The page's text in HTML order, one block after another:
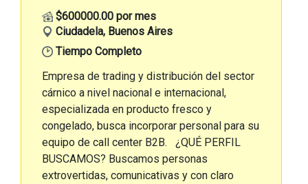
$600000.00 por mes
Ciudadela, Buenos Aires
Tiempo Completo
Empresa de trading y distribución del sector
cárnico a nivel nacional e internacional,
especializada en producto fresco y
congelado, busca incorporar personal para su
equipo de call center B2B. ¿QUÉ PERFIL
BUSCAMOS? Buscamos personas
extrovertidas, comunicativas y con claro